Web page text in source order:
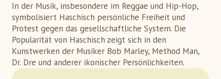
In der Musik, insbesondere im Reggae und Hip-Hop,
symbolisiert Haschisch persönliche Freiheit und
Protest gegen das gesellschaftliche System. Die
Popularität von Haschisch zeigt sich in den
Kunstwerken der Musiker Bob Marley, Method Man,
Dr. Dre und anderer ikonischer Persönlichkeiten.